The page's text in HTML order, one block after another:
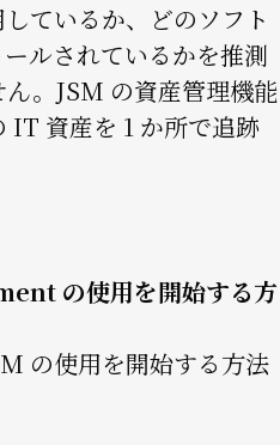
ているか、どのソフト
ルされているかを推測
。JSM の資産管理機能
IT 資産を 1 か所で追跡
の使用を開始する方
の使用を開始する方法